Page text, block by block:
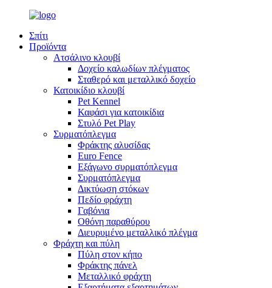
Σπίτι
Προϊόντα
Ατσάλινο κλουβί
Δοχείο καλωδίων πλέγματος
Σταθερό και μεταλλικό δοχείο
Κατοικίδιο κλουβί
Pet Kennel
Καφάσι για κατοικίδια
Στυλό Pet Play
Συρματόπλεγμα
Φράκτης αλυσίδας
Euro Fence
Εξάγωνο συρματόπλεγμα
Συρματόπλεγμα
Δικτύωση στόκων
Πεδίο φράχτη
Γαβόνια
Οθόνη παραθύρου
Διευρυμένο μεταλλικό πλέγμα
Φράχτη και πύλη
Πύλη στον κήπο
Φράκτης πάνελ
Μεταλλικό φράχτη